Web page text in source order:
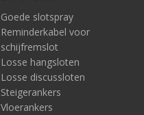
Goede slotspray
Reminderkabel voor
schijfremslot
Losse hangsloten
Losse discussloten
Steigerankers
Vloerankers